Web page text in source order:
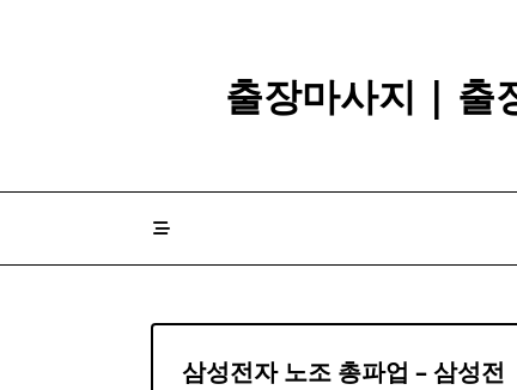
출장마사지 | 출
삼성전자 노조 총파업 –삼성전